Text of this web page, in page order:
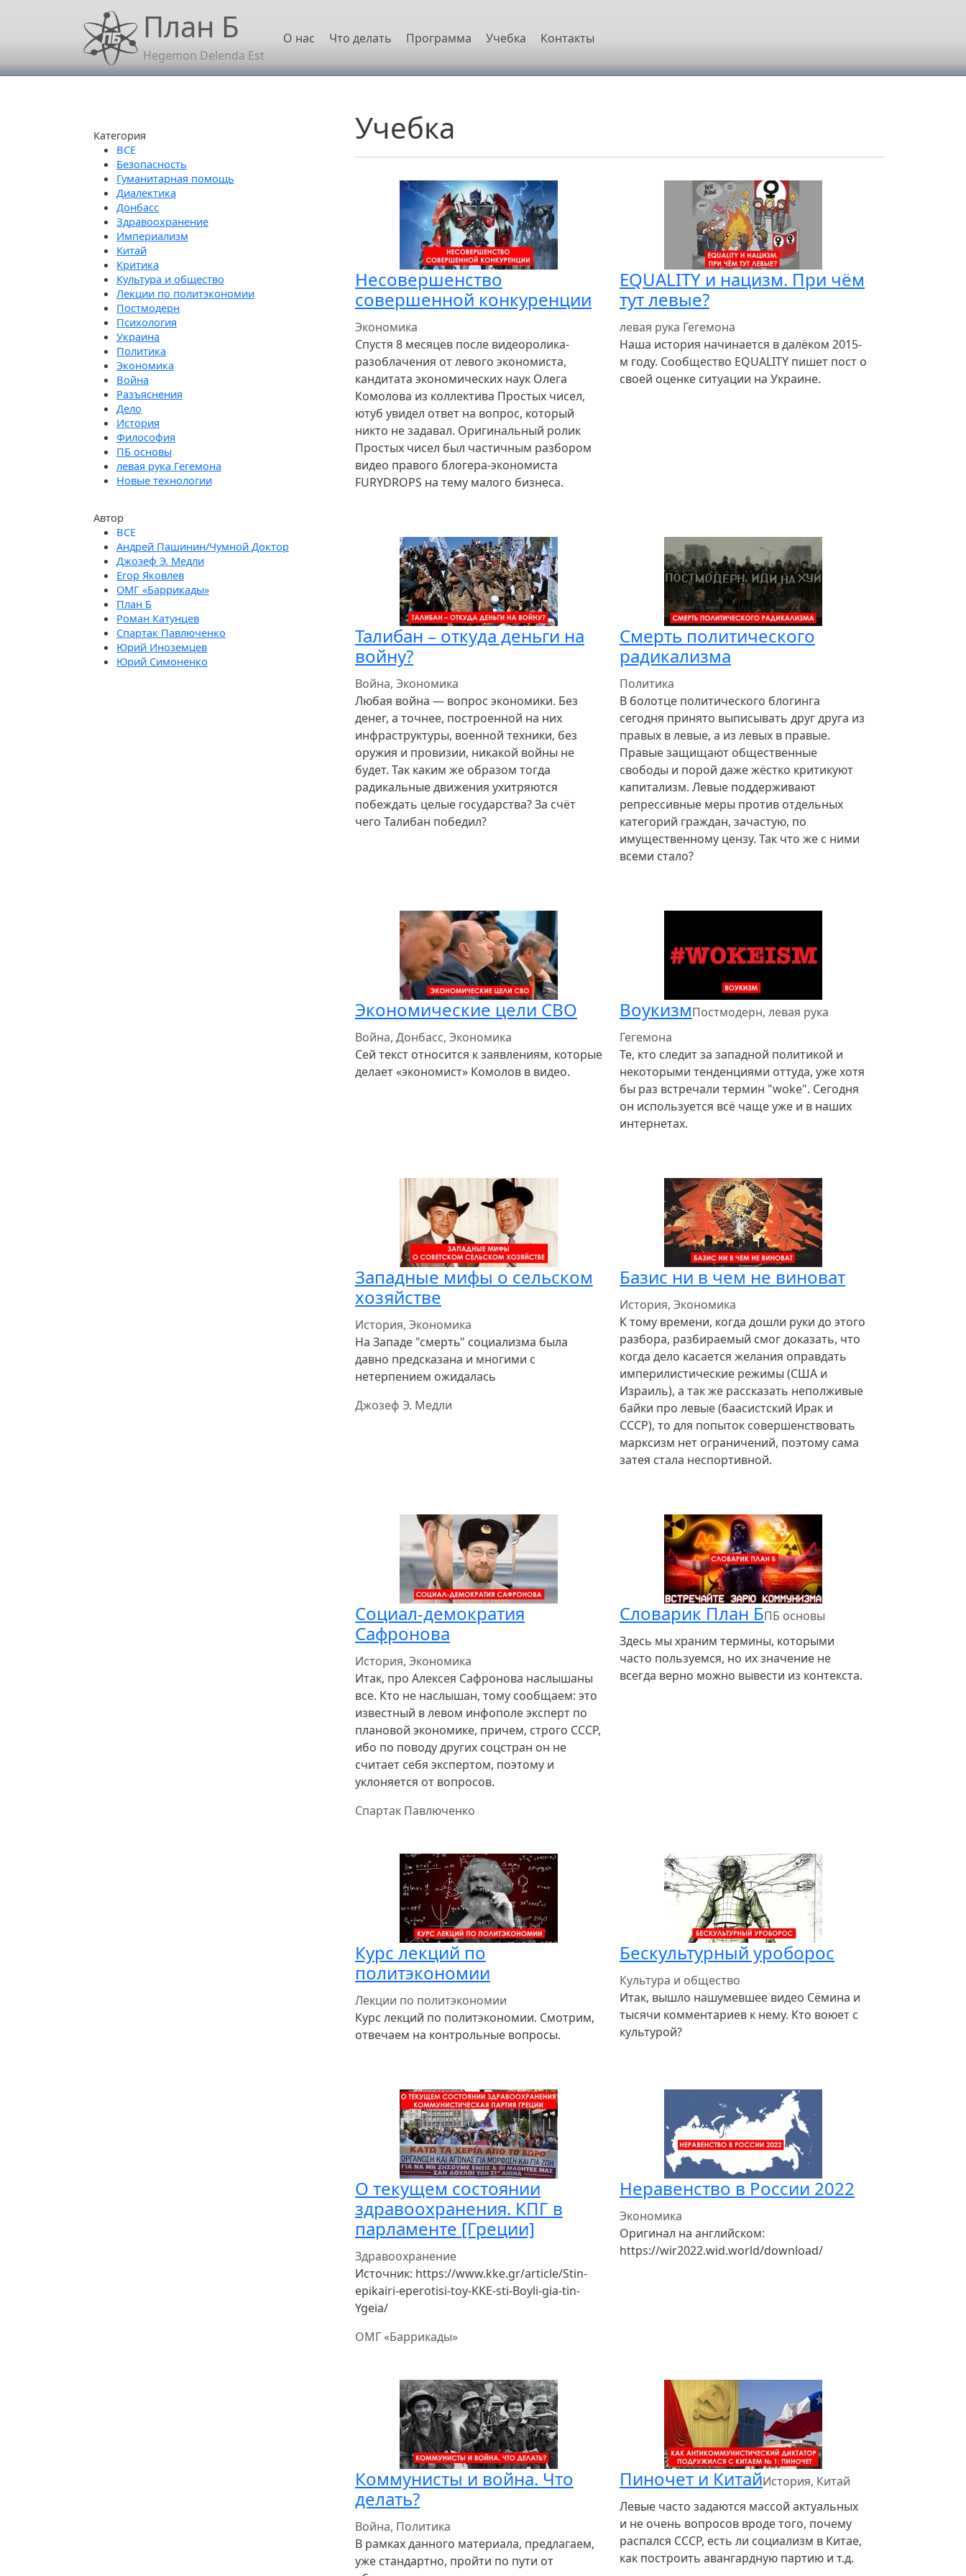
Перейти к основному содержаниюПлан Б
Hegemon Delenda Est
Основная навигация
О нас Что делать Программа Учебка Контакты
Учебка
Несовершенство
совершенной конкуренции
Экономика
Спустя 8 месяцев после видеоролика-
разоблачения от левого экономиста,
кандитата экономических наук Олега
Комолова из коллектива Простых чисел,
ютуб увидел ответ на вопрос, который
никто не задавал. Оригинальный ролик
Простых чисел был частичным разбором
видео правого блогера-экономиста
FURYDROPS на тему малого бизнеса.
EQUALITY и нацизм. При чём
тут левые?
левая рука Гегемона
Наша история начинается в далёком 2015-
м году. Сообщество EQUALITY пишет пост о
своей оценке ситуации на Украине.
Талибан – откуда деньги на
войну?
Война, Экономика
Любая война — вопрос экономики. Без
денег, а точнее, построенной на них
инфраструктуры, военной техники, без
оружия и провизии, никакой войны не
будет. Так каким же образом тогда
радикальные движения ухитряются
побеждать целые государства? За счёт
чего Талибан победил?
Смерть политического
радикализма
Политика
В болотце политического блогинга
сегодня принято выписывать друг друга из
правых в левые, а из левых в правые.
Правые защищают общественные
свободы и порой даже жёстко критикуют
капитализм. Левые поддерживают
репрессивные меры против отдельных
категорий граждан, зачастую, по
имущественному цензу. Так что же с ними
всеми стало?
Экономические цели СВО
Война, Донбасс, Экономика
Сей текст относится к заявлениям, которые
делает «экономист» Комолов в видео.
ВоукизмПостмодерн, левая рука
Гегемона
Те, кто следит за западной политикой и
некоторыми тенденциями оттуда, уже хотя
бы раз встречали термин "woke". Сегодня
он используется всё чаще уже и в наших
интернетах.
Западные мифы о сельском
хозяйстве
История, Экономика
На Западе "смерть" социализма была
давно предсказана и многими с
нетерпением ожидалась
Джозеф Э. Медли
Базис ни в чем не виноват
История, Экономика
К тому времени, когда дошли руки до этого
разбора, разбираемый смог доказать, что
когда дело касается желания оправдать
империлистические режимы (США и
Израиль), а так же рассказать неполживые
байки про левые (баасистский Ирак и
СССР), то для попыток совершенствовать
марксизм нет ограничений, поэтому сама
затея стала неспортивной.
Социал-демократия
Сафронова
История, Экономика
Итак, про Алексея Сафронова наслышаны
все. Кто не наслышан, тому сообщаем: это
известный в левом инфополе эксперт по
плановой экономике, причем, строго СССР,
ибо по поводу других соцстран он не
считает себя экспертом, поэтому и
уклоняется от вопросов.
Спартак Павлюченко
Словарик План БПБ основы
Здесь мы храним термины, которыми
часто пользуемся, но их значение не
всегда верно можно вывести из контекста.
Курс лекций по
политэкономии
Лекции по политэкономии
Курс лекций по политэкономии. Смотрим,
отвечаем на контрольные вопросы.
Бескультурный уроборос
Культура и общество
Итак, вышло нашумевшее видео Сёмина и
тысячи комментариев к нему. Кто воюет с
культурой?
О текущем состоянии
здравоохранения. КПГ в
парламенте [Греции]
Здравоохранение
Источник: https://www.kke.gr/article/Stin-
epikairi-eperotisi-toy-KKE-sti-Boyli-gia-tin-
Ygeia/
ОМГ «Баррикады»
Неравенство в России 2022
Экономика
Оригинал на английском:
https://wir2022.wid.world/download/
Коммунисты и война. Что
делать?
Война, Политика
В рамках данного материала, предлагаем,
уже стандартно, пройти по пути от
Пиночет и КитайИстория, Китай
Левые часто задаются массой актуальных
и не очень вопросов вроде того, почему
распался СССР, есть ли социализм в Китае,
как построить авангардную партию и т.д.
Категория
Безопасность
Гуманитарная помощь
Диалектика
Донбасс
Здравоохранение
Империализм
Китай
Критика
Культура и общество
Лекции по политэкономии
Постмодерн
Психология
Украина
Политика
Экономика
Война
Разъяснения
Дело
История
Философия
ПБ основы
левая рука Гегемона
Новые технологии
Автор
Андрей Пашинин/Чумной Доктор
Джозеф Э. Медли
Егор Яковлев
ОМГ «Баррикады»
План Б
Роман Катунцев
Спартак Павлюченко
Юрий Иноземцев
Юрий Симоненко